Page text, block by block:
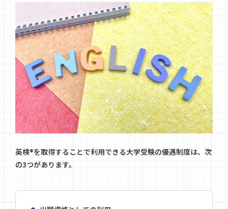
英検®を取得することで利用できる大学受験の優遇制度は、次
の3つがあります。